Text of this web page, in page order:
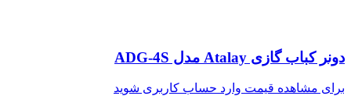
دونر کباب گازی Atalay مدل ADG-4S
برای مشاهده قیمت وارد حساب کاربری شوید